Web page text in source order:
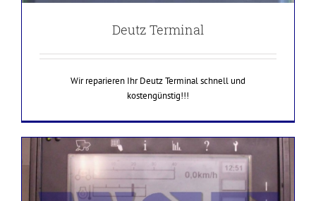
Deutz Terminal
Wir reparieren Ihr Deutz Terminal schnell und
kostengünstig!!!